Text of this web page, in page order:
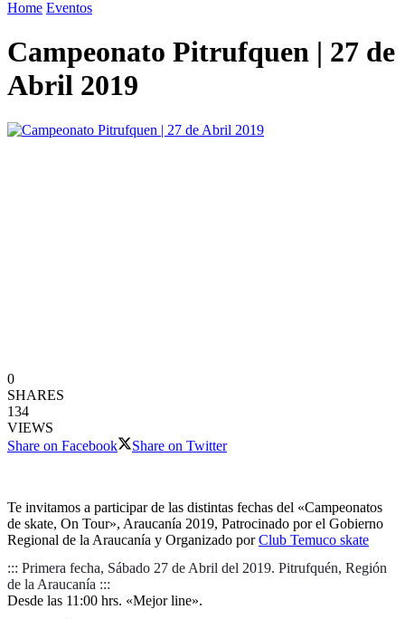
Home Eventos
Campeonato Pitrufquen | 27 de
Abril 2019
0
SHARES
134
VIEWS
Share on Facebook
Share on Twitter
Te invitamos a participar de las distintas fechas del «Campeonatos
de skate, On Tour», Araucanía 2019, Patrocinado por el Gobierno
Regional de la Araucanía y Organizado porClub Temuco skate
::: Primera fecha, Sábado 27 de Abril del 2019. Pitrufquén, Región
de la Araucanía :::
Desde las 11:00 hrs. «Mejor line».